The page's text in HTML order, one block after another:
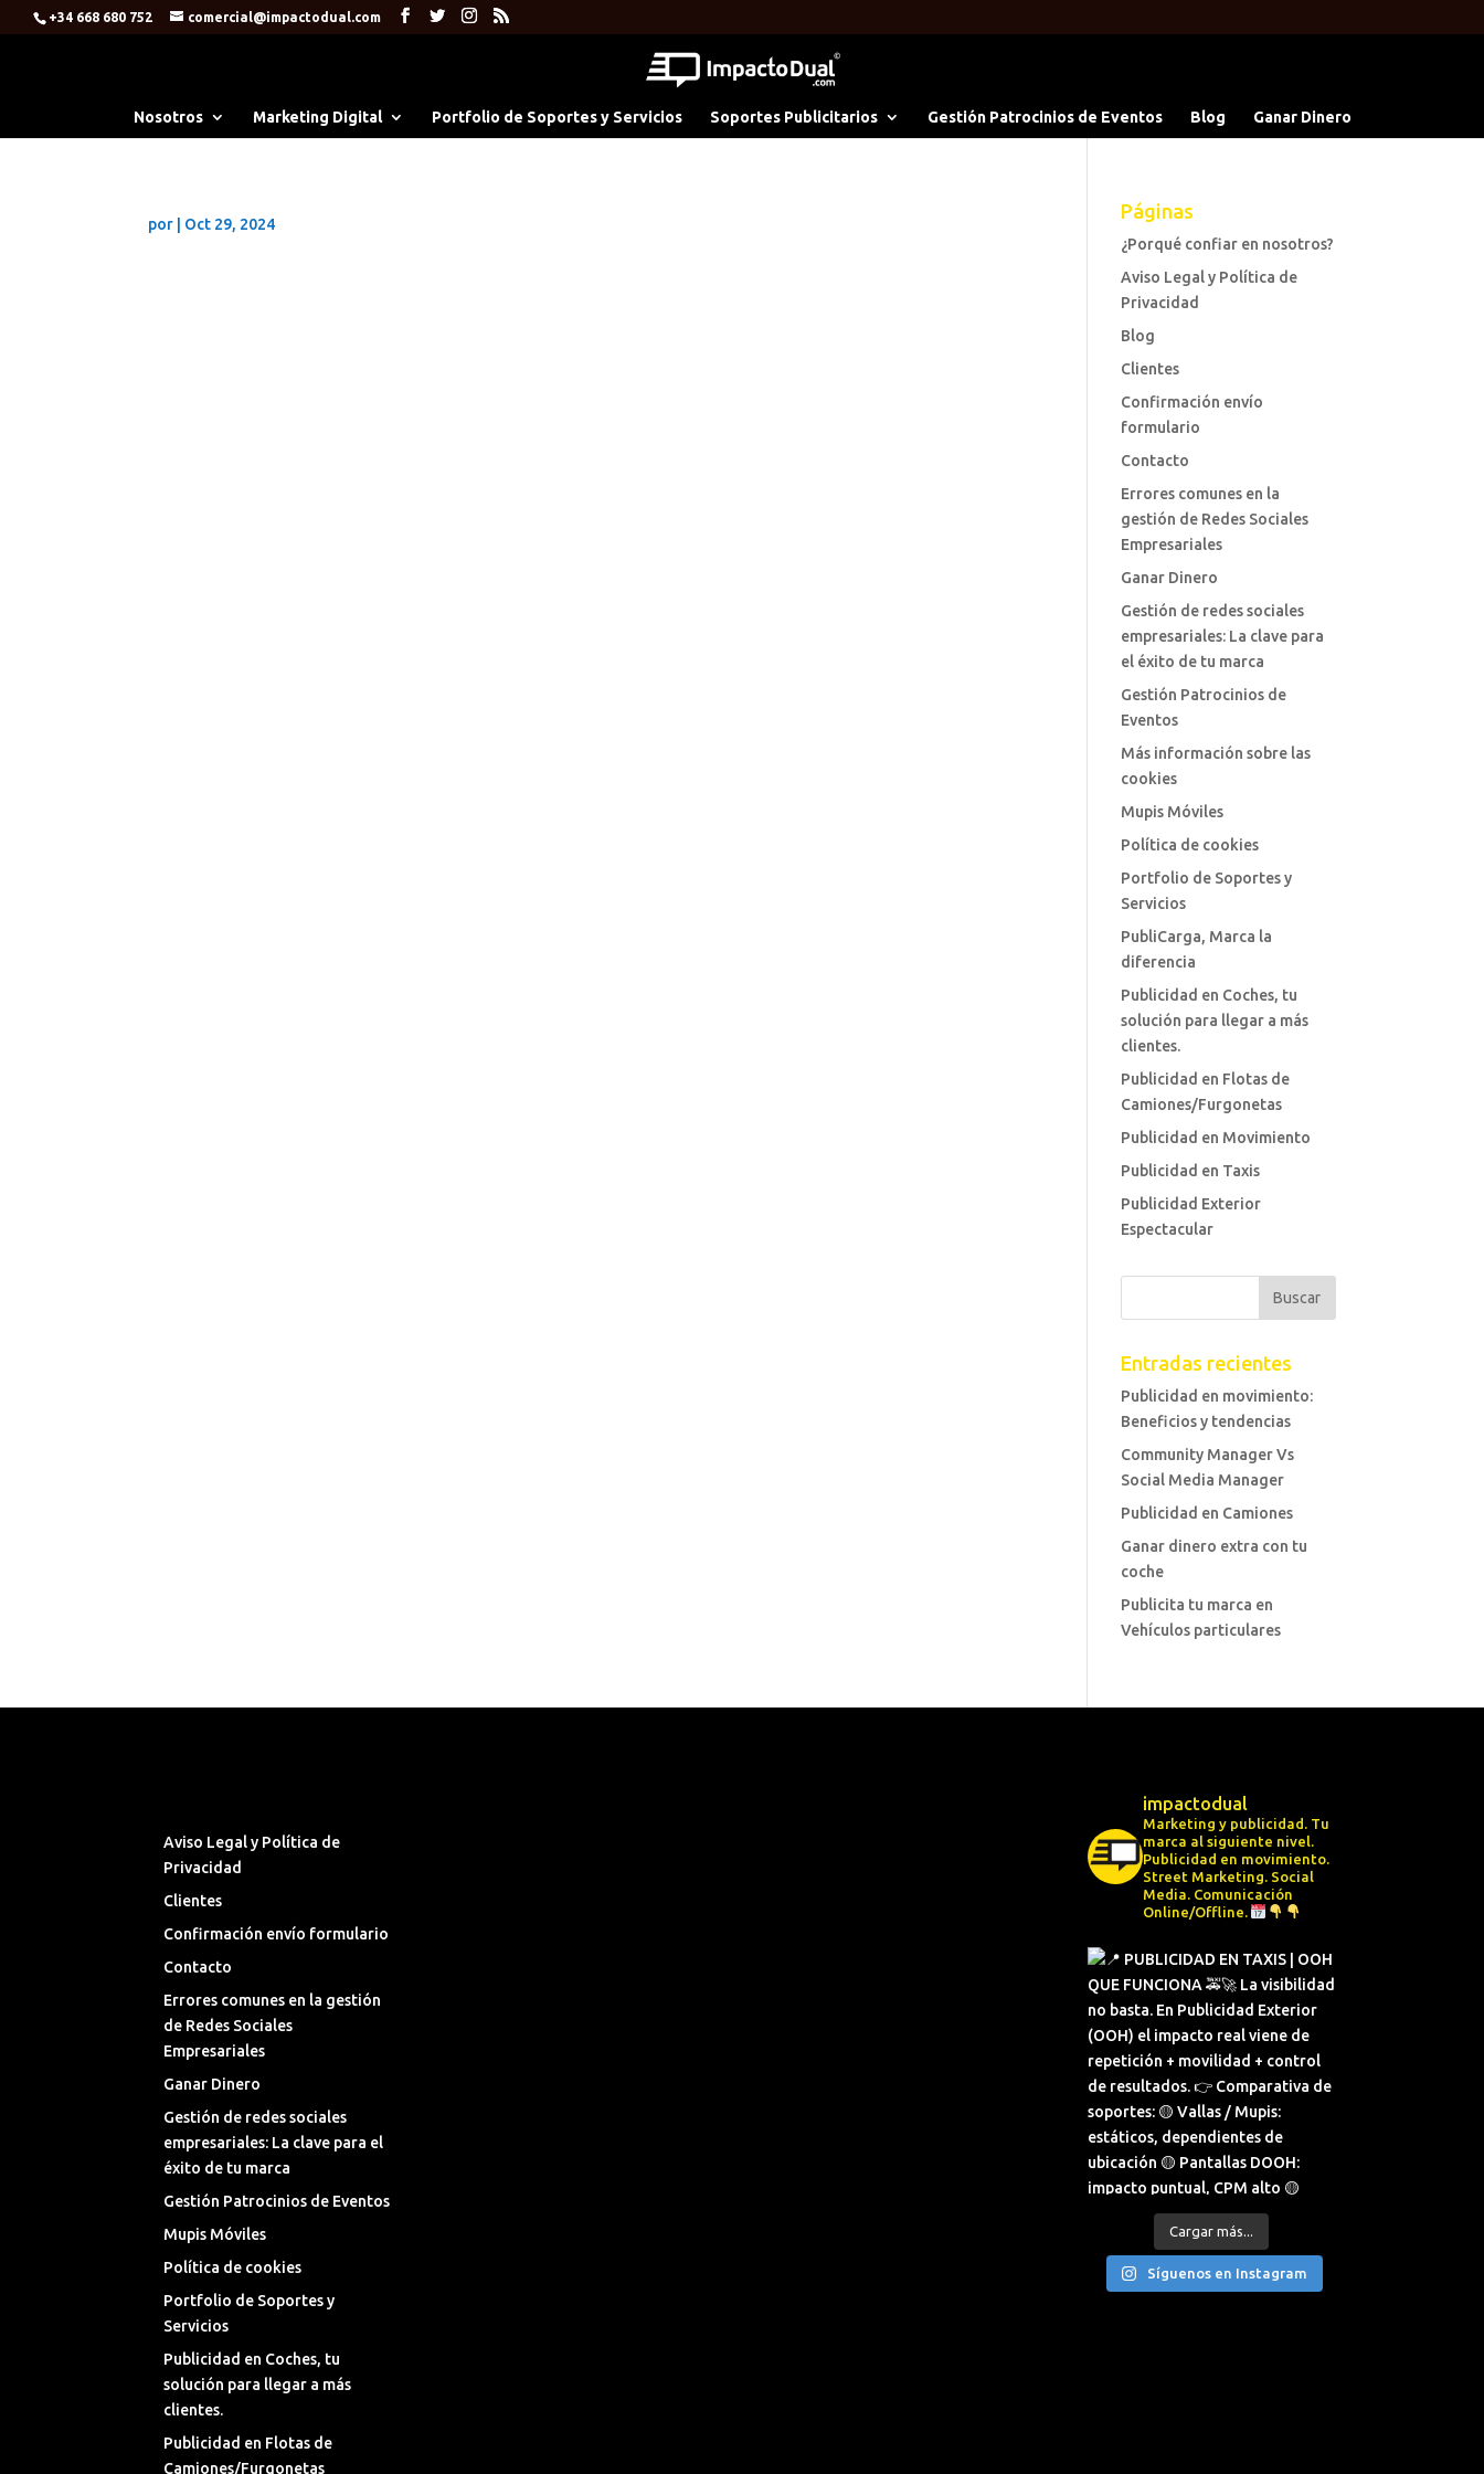
+34 668 680 752 comercial@impactodual.com
Nosotros Marketing Digital Portfolio de Soportes y Servicios Soportes Publicitarios Gestión Patrocinios de Eventos Blog Ganar Dinero
por Oct 29, 2024
Páginas
¿Porqué confiar en nosotros?
Aviso Legal y Política de
Privacidad
Blog
Clientes
Confirmación envío
formulario
Contacto
Errores comunes en la
gestión de Redes Sociales
Empresariales
Ganar Dinero
Gestión de redes sociales
empresariales: La clave para
el éxito de tu marca
Gestión Patrocinios de
Eventos
Más información sobre las
cookies
Mupis Móviles
Política de cookies
Portfolio de Soportes y
Servicios
PubliCarga, Marca la
diferencia
Publicidad en Coches, tu
solución para llegar a más
clientes.
Publicidad en Flotas de
Camiones/Furgonetas
Publicidad en Movimiento
Publicidad en Taxis
Publicidad Exterior
Espectacular
Entradas recientes
Publicidad en movimiento:
Beneficios y tendencias
Community Manager Vs
Social Media Manager
Publicidad en Camiones
Ganar dinero extra con tu
coche
Publicita tu marca en
Vehículos particulares
Aviso Legal y Política de
Privacidad
Clientes
Confirmación envío formulario
Contacto
Errores comunes en la gestión
de Redes Sociales
Empresariales
Ganar Dinero
Gestión de redes sociales
empresariales: La clave para el
éxito de tu marca
Gestión Patrocinios de Eventos
Mupis Móviles
Política de cookies
Portfolio de Soportes y
Servicios
Publicidad en Coches, tu
solución para llegar a más
clientes.
Publicidad en Flotas de
Camiones/Furgonetas
impactodual
Marketing y publicidad. Tu
marca al siguiente nivel.
Publicidad en movimiento.
Street Marketing. Social
Media. Comunicación
Online/Offline.
Cargar más...
Síguenos en Instagram